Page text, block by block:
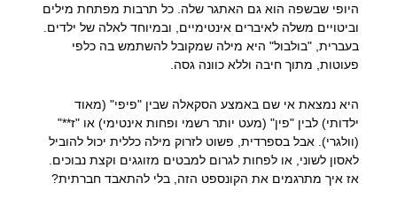
היופי שבשפה הוא גם האתגר שלה. כל תרבות מפתחת מילים
וביטויים משלה לאיברים אינטימיים, ובמיוחד לאלה של ילדים.
בעברית, "בולבול" היא מילה שמקובל להשתמש בה כלפי
פעוטות, מתוך חיבה וללא כוונה גסה.
היא נמצאת אי שם באמצע הסקאלה שבין "פיפי" (מאוד
ילדותי) לבין "פין" (מעט יותר רשמי ופחות אינטימי) או "ז**"
(וולגרי). אבל בספרדית, פשוט לזרוק מילה כללית יכול להוביל
לאסון לשוני, או לפחות לגרום למבטים מזוגגים וקצת נבוכים.
אז איך מתרגמים את הקונספט הזה, בלי להתאבד חברתית?